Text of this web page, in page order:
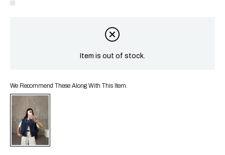
Item is out of stock.
We Recommend These Along With This Item.
Out of stock